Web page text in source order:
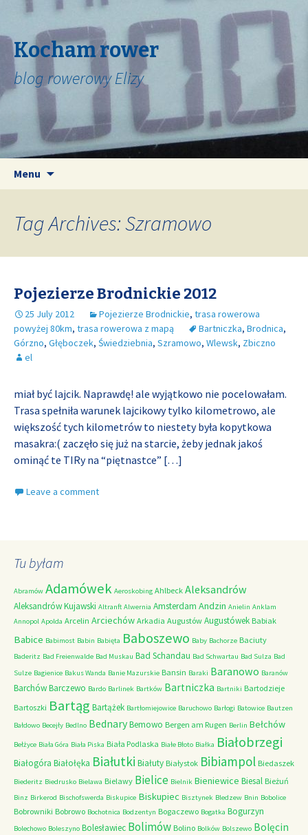
Kocham rower
blog rowerowy Elizy
Menu
Tag Archives: Szramowo
Pojezierze Brodnickie 2012
25 July 2012 Pojezierze Brodnickie, trasa rowerowa
powyżej 80km, trasa rowerowa z mapą Bartniczka, Brodnica,
Górzno, Głęboczek, Świedziebnia, Szramowo, Wlewsk, Zbiczno
el
miał być lajcik. Naprawdę! ale wyjątkowo nie pocelowałam.
Trasa spełniła warunek lajcikowy tylko kilometrowo, ale
większość tych kilometrów to niestety była kopytkowa
masakra:( zaczęło się już na starcie, żeby jednak jakoś
ominąć te TIRy na “piętnastce” […]
Leave a comment
Tu byłam
Abramów Adamówek Aeroskobing Ahlbeck Aleksandrów
Aleksandrów Kujawski Altranft Alwernia Amsterdam Andzin Anielin Anklam
Annopol Apolda Arcelin Arciechów Arkadia Augustów Augustówek Babiak
Babice Babimost Babin Babięta Baboszewo Baby Bachorze Baciuty
Baderitz Bad Freienwalde Bad Muskau Bad Schandau Bad Schwartau Bad Sulza Bad
Sulze Bagienice Bakus Wanda Banie Mazurskie Bansin Baraki Baranowo Baranów
BarchówBarczewo Bardo Barlinek Bartków Bartniczka Bartniki Bartodzieje
Bartoszki Bartąg Bartążek Bartłomiejowice Baruchowo Barłogi Batowice Bautzen
Bałdowo Becejły Bedlno BednaryBemowo Bergen am Rugen Berlin Bełchów
Bełżyce Biała Góra Biała Piska Biała Podlaska Białe Błoto Białka Białobrzegi
Białogóra Białołęka Białutki Białuty Białystok Bibiampol Biedaszek
Biederitz Biedrusko Bielawa Bielawy Bielice Bielnik Bieniewice Biesal Bieżuń
Binz Birkerod Bischofswerda Biskupice Biskupiec Bisztynek Bledzew Bnin Bobolice
Bobrowniki Bobrowo Bochotnica Bodzentyn Bogaczewo Bogatka Bogurzyn
Bolechowo Boleszyno Bolesławiec Bolimów Bolino Bolków Bolszewo Bolęcin